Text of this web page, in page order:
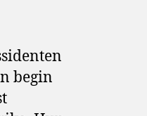
begin